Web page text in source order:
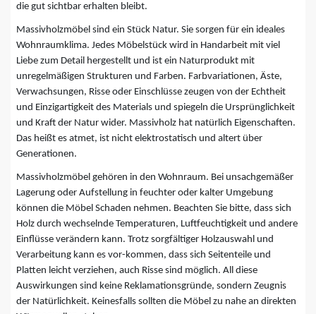
die gut sichtbar erhalten bleibt.
Massivholzmöbel sind ein Stück Natur. Sie sorgen für ein ideales
Wohnraumklima. Jedes Möbelstück wird in Handarbeit mit viel
Liebe zum Detail hergestellt und ist ein Naturprodukt mit
unregelmäßigen Strukturen und Farben. Farbvariationen, Äste,
Verwachsungen, Risse oder Einschlüsse zeugen von der Echtheit
und Einzigartigkeit des Materials und spiegeln die Ursprünglichkeit
und Kraft der Natur wider. Massivholz hat natürlich Eigenschaften.
Das heißt es atmet, ist nicht elektrostatisch und altert über
Generationen.
Massivholzmöbel gehören in den Wohnraum. Bei unsachgemäßer
Lagerung oder Aufstellung in feuchter oder kalter Umgebung
können die Möbel Schaden nehmen. Beachten Sie bitte, dass sich
Holz durch wechselnde Temperaturen, Luftfeuchtigkeit und andere
Einflüsse verändern kann. Trotz sorgfältiger Holzauswahl und
Verarbeitung kann es vor-kommen, dass sich Seitenteile und
Platten leicht verziehen, auch Risse sind möglich. All diese
Auswirkungen sind keine Reklamationsgründe, sondern Zeugnis
der Natürlichkeit. Keinesfalls sollten die Möbel zu nahe an direkten